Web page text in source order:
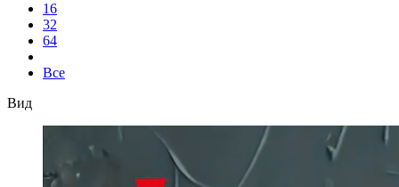
16
32
64
Все
Вид